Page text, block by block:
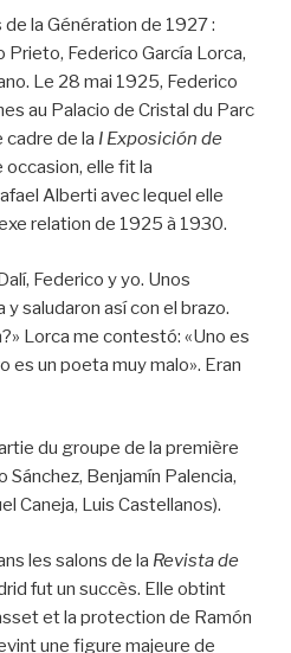
la Génération de 1927 :
Prieto, Federico García Lorca,
Le 28 mai 1925, Federico
au Palacio de Cristal du Parc
cadre de la I Exposición de
occasion, elle fit la
Alberti avec lequel elle
relation de 1925 à 1930.
Federico y yo. Unos
saludaron así con el brazo.
Lorca me contestó: «Uno es
es un poeta muy malo». Eran
du groupe de la première
Benjamín Palencia,
Caneja, Luis Castellanos).
les salons de la Revista de
fut un succès. Elle obtint
et la protection de Ramón
une figure majeure de